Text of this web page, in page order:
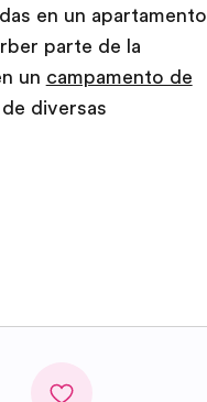
en un apartamento
parte de la
un campamento de
diversas